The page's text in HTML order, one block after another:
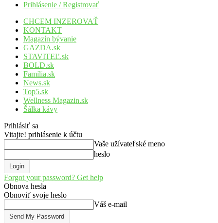
Prihlásenie / Registrovať
CHCEM INZEROVAŤ
KONTAKT
Magazín bývanie
GAZDA.sk
STAVITEĽ.sk
BOLD.sk
Família.sk
News.sk
Top5.sk
Wellness Magazin.sk
Šálka kávy
Prihlásiť sa
Vitajte! prihlásenie k účtu
Vaše užívateľské meno
heslo
Forgot your password? Get help
Obnova hesla
Obnoviť svoje heslo
Váš e-mail